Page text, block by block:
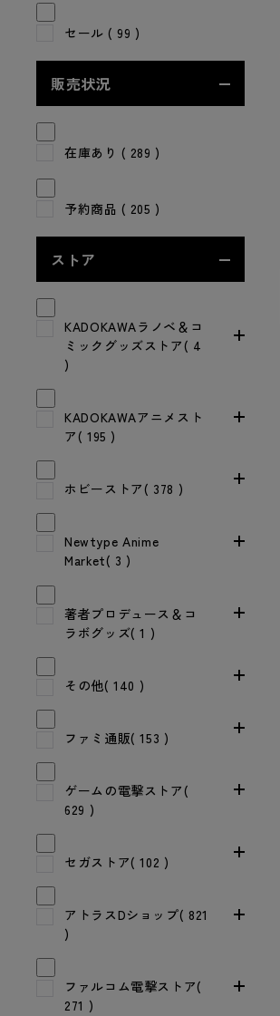
セール( 99 )
販売状況
在庫あり ( 289 )
予約商品 ( 205 )
ストア
KADOKAWAラノベ＆コ
ミックグッズストア( 4
)
KADOKAWAアニメスト
ア( 195 )
ホビーストア( 378 )
Newtype Anime
Market( 3 )
著者プロデュース＆コ
ラボグッズ( 1 )
その他( 140 )
ファミ通販( 153 )
ゲームの電撃ストア(
629 )
セガストア( 102 )
アトラスDショップ( 821
)
ファルコム電撃ストア(
271 )